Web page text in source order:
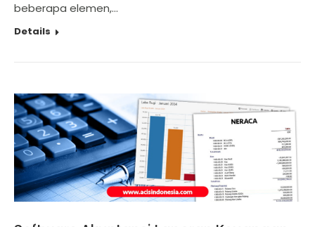
beberapa elemen,…
Details